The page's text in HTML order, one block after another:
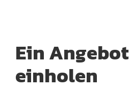
Ein Angebot
einholen